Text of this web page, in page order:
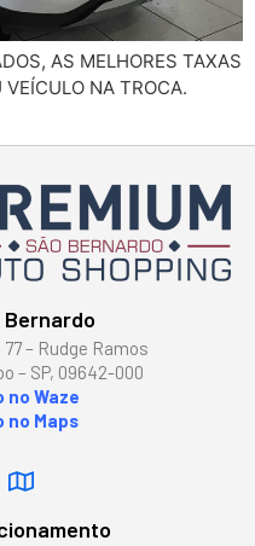
AS MELHORES TAXAS
VEÍCULO NA TROCA.
Bernardo
– Rudge Ramos
– SP, 09642-000
no Waze
no Maps